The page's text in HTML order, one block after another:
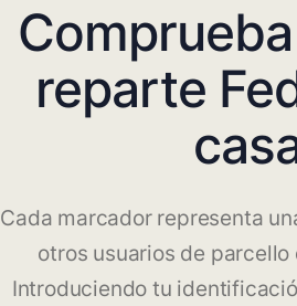
reparte
Cada marcador representa
otros usuarios de
Introduciendo tu